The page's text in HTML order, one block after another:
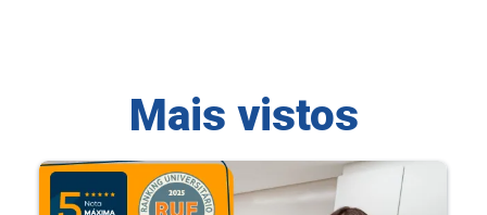
Mais vistos